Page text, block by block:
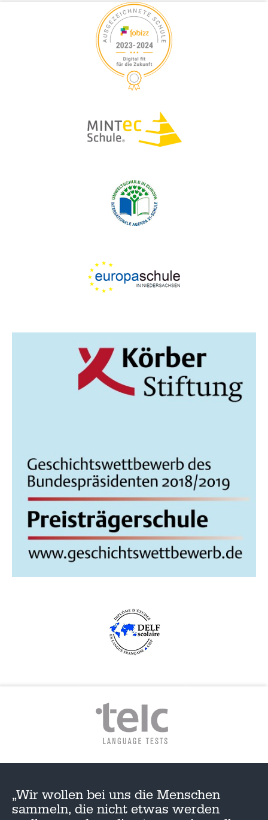
„Wir wollen bei uns die Menschen
sammeln, die nicht etwas werden